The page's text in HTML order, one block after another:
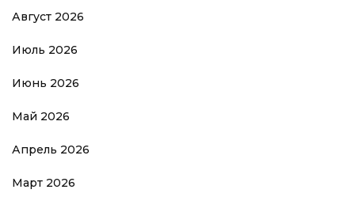
Август 2026
Июль 2026
Июнь 2026
Май 2026
Апрель 2026
Март 2026